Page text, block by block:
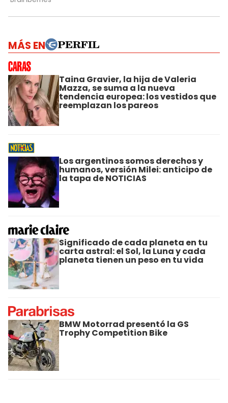
MÁS EN
Taina Gravier, la hija de Valeria
Mazza, se suma a la nueva
tendencia europea: los vestidos que
reemplazan los pareos
Los argentinos somos derechos y
humanos, versión Milei: anticipo de
la tapa de NOTICIAS
Significado de cada planeta en tu
carta astral: el Sol, la Luna y cada
planeta tienen un peso en tu vida
BMW Motorrad presentó la GS
Trophy Competition Bike